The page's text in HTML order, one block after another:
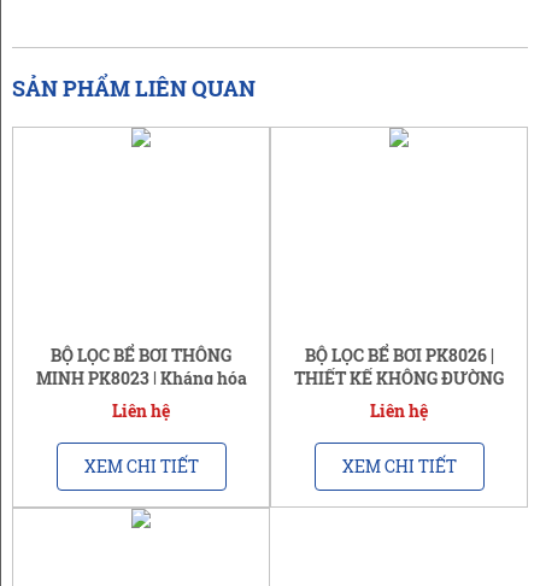
SẢN PHẨM LIÊN QUAN
BỘ LỌC BỂ BƠI THÔNG
MINH PK8023 | Kháng hóa
chất - tia UV
Liên hệ
XEM CHI TIẾT
BỘ LỌC BỂ BƠI PK8026 |
THIẾT KẾ KHÔNG ĐƯỜNG
ỐNG | BH 12 THÁNG
Liên hệ
XEM CHI TIẾT